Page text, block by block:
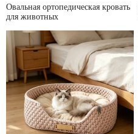
Овальная ортопедическая кровать
для животных